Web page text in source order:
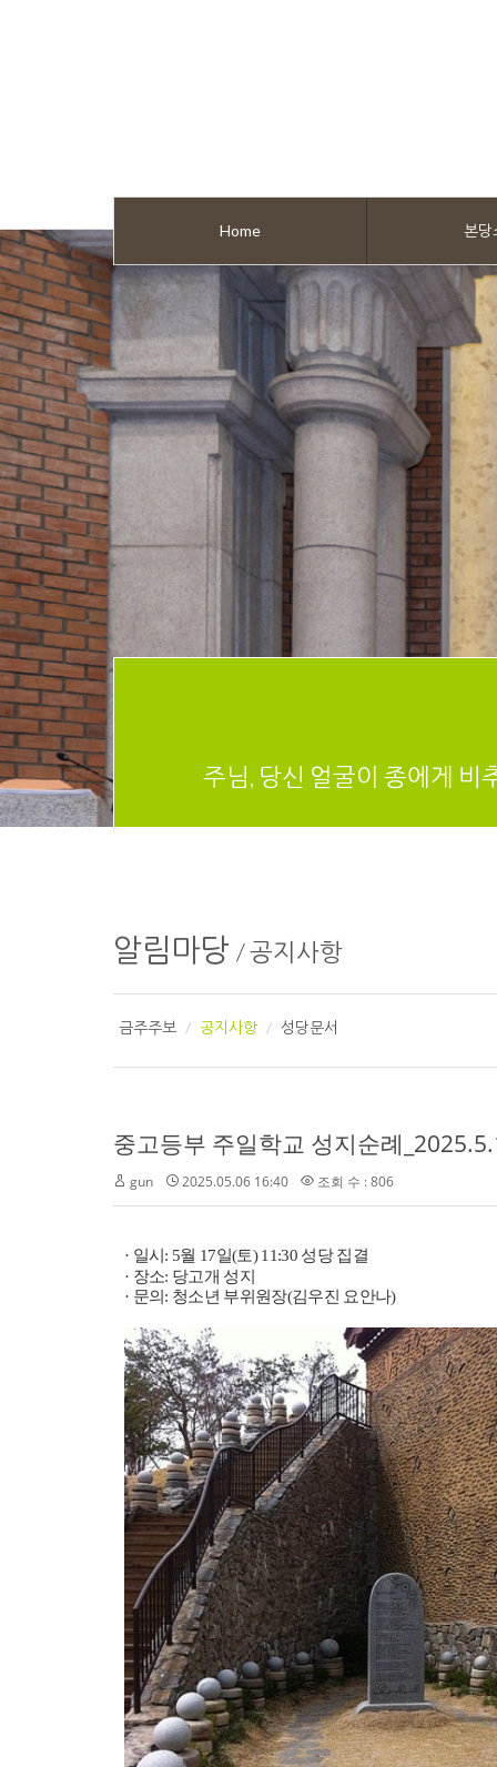
Home 본당
주님, 당신 얼굴이 종에게 비
알림마당 /공지사항
금주주보 공지사항 성당문서
중고등부 주일학교 성지순례
gun 2025.05.06 16:40 조회 수 : 806
· 일시 : 5월 17일(토) 11:30 성당 집결
· 장소: 당고개 성지
· 문의 : 청소년 부위원장(김우진 요안나)